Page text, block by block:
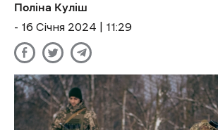
Поліна Куліш
- 16 Січня 2024 | 11:29